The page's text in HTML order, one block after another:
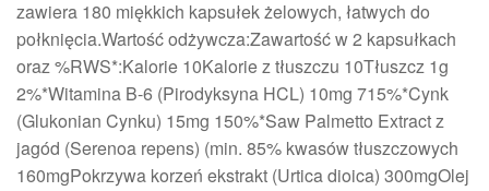
zawiera 180 miękkich kapsułek żelowych, łatwych do
połknięcia.Wartość odżywcza:Zawartość w 2 kapsułkach
oraz %RWS*:Kalorie 10Kalorie z tłuszczu 10Tłuszcz 1g
2%*Witamina B-6 (Pirodyksyna HCL) 10mg 715%*Cynk
(Glukonian Cynku) 15mg 150%*Saw Palmetto Extract z
jagód (Serenoa repens) (min. 85% kwasów tłuszczowych
160mgPokrzywa korzeń ekstrakt (Urtica dioica) 300mgOlej